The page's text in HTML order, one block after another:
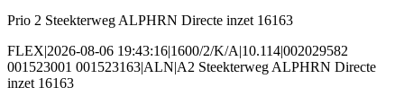
Prio 2 Steekterweg ALPHRN Directe inzet 16163
FLEX|2026-08-06 19:43:16|1600/2/K/A|10.114|002029582
001523001 001523163|ALN|A2 Steekterweg ALPHRN Directe
inzet 16163